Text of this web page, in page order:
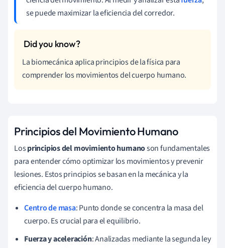
se puede maximizar la eficiencia del corredor.
La biomecánica aplica principios de la física para
comprender los movimientos del cuerpo humano.
Principios del Movimiento Humano
Losprincipios del movimiento humanoson fundamentales
para entender cómo optimizar los movimientos y prevenir
lesiones. Estos principios se basan en la mecánica y la
eficiencia del cuerpo humano.
Centro de masa: Punto donde se concentra la masa del
cuerpo. Es crucial para el equilibrio.
Fuerza y aceleración: Analizadas mediante la segunda ley